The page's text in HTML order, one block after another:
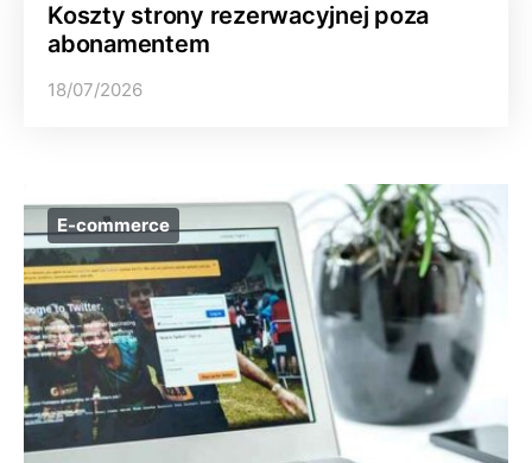
Koszty strony rezerwacyjnej poza
abonamentem
18/07/2026
E-commerce